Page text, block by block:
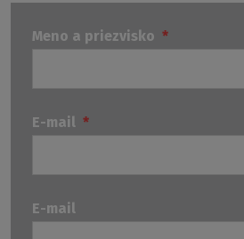
Meno a priezvisko *
E-mail *
E-mail